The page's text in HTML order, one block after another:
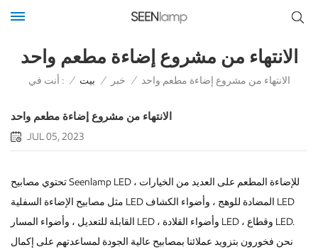
الانتهاء من مشروع إضاءة مطعم واحد
أنت في : / بيت / خبر / الانتهاء من مشروع إضاءة مطعم واحد
الانتهاء من مشروع إضاءة مطعم واحد
JUL 05, 2023
تحتوي مصابيح Seenlamp LED للإضاءة المطعم على العديد من الخيارات ،
مثل مصابيح الإضاءة السفلية LED المضادة للوهج ، وأضواء الكشاف LED
القابلة للتعديل ، وأضواء المسار LED ، وأضواء القلادة LED ، وقطاع LED.
نحن فخورون بتزويد عملائنا بمصابيح عالية الجودة لمساعدتهم على إكمال